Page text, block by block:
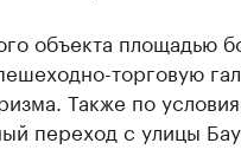
объекта площадью
торговую
Также по
переход с улицы